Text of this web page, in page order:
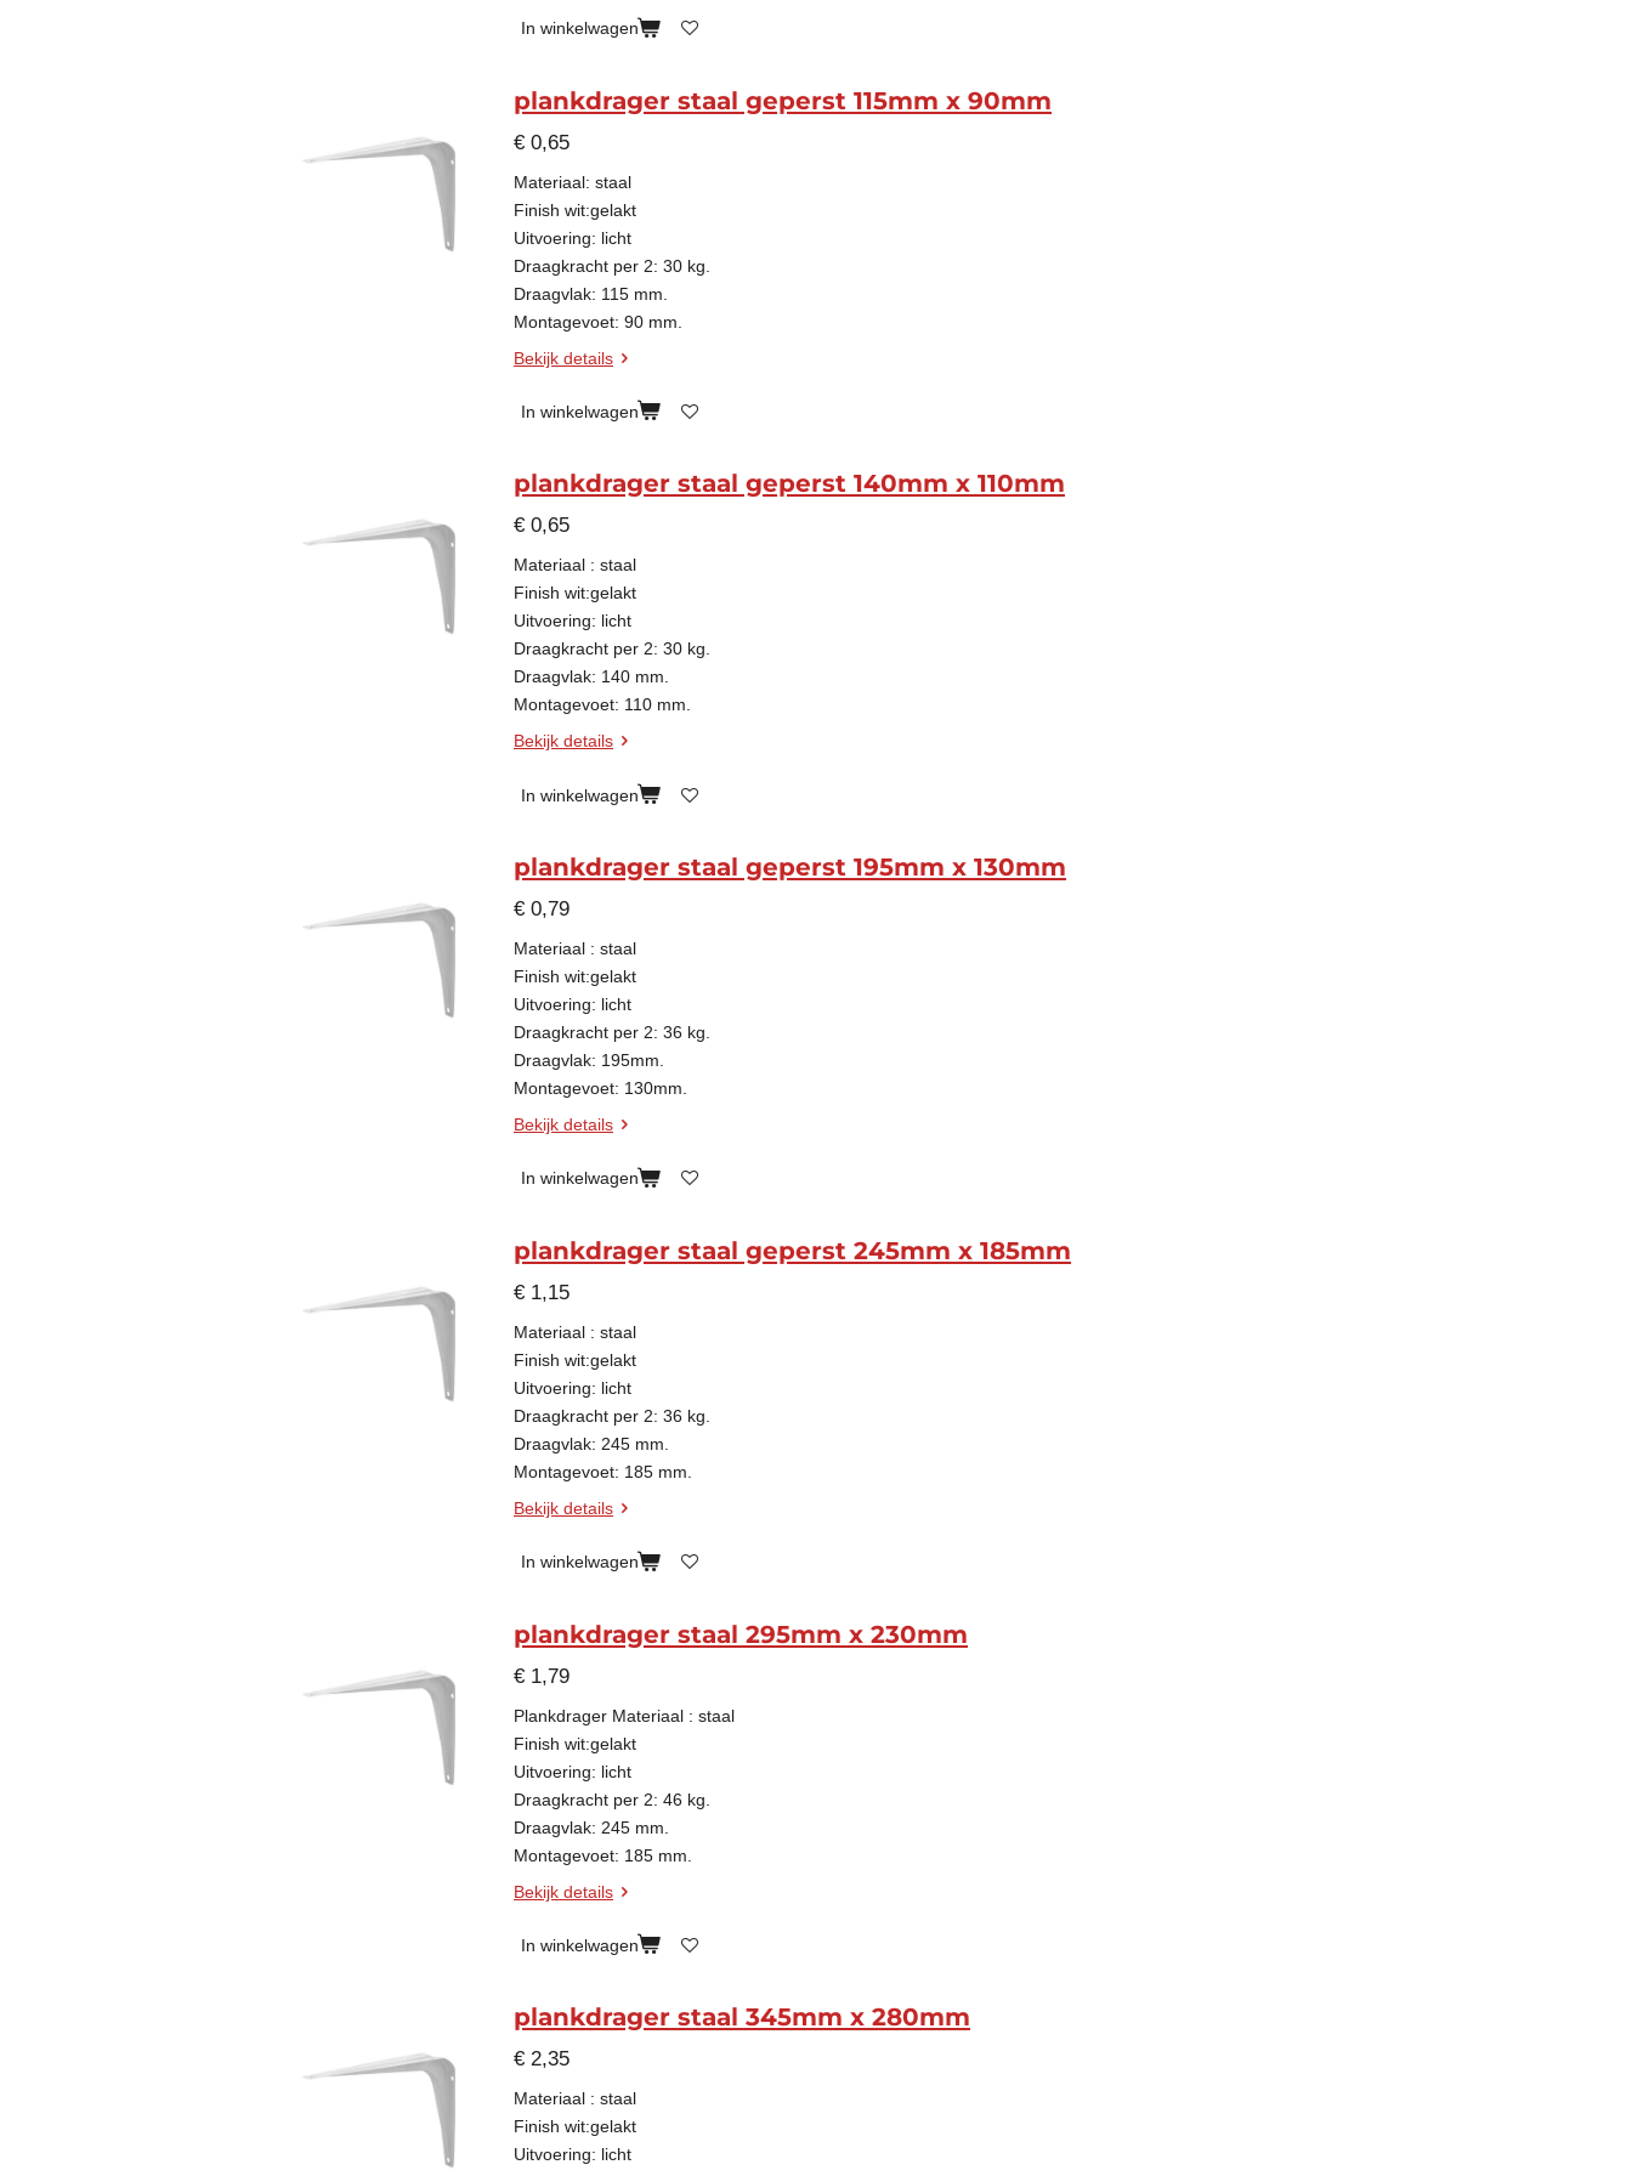
In winkelwagen
plankdrager staal geperst 115mm x 90mm
€ 0,65
Materiaal: staal
Finish wit:gelakt
Uitvoering: licht
Draagkracht per 2: 30 kg.
Draagvlak: 115 mm.
Montagevoet: 90 mm.
Bekijk details
In winkelwagen
plankdrager staal geperst 140mm x 110mm
€ 0,65
Materiaal : staal
Finish wit:gelakt
Uitvoering: licht
Draagkracht per 2: 30 kg.
Draagvlak: 140 mm.
Montagevoet: 110 mm.
Bekijk details
In winkelwagen
plankdrager staal geperst 195mm x 130mm
€ 0,79
Materiaal : staal
Finish wit:gelakt
Uitvoering: licht
Draagkracht per 2: 36 kg.
Draagvlak: 195mm.
Montagevoet: 130mm.
Bekijk details
In winkelwagen
plankdrager staal geperst 245mm x 185mm
€ 1,15
Materiaal : staal
Finish wit:gelakt
Uitvoering: licht
Draagkracht per 2: 36 kg.
Draagvlak: 245 mm.
Montagevoet: 185 mm.
Bekijk details
In winkelwagen
plankdrager staal 295mm x 230mm
€ 1,79
Plankdrager Materiaal : staal
Finish wit:gelakt
Uitvoering: licht
Draagkracht per 2: 46 kg.
Draagvlak: 245 mm.
Montagevoet: 185 mm.
Bekijk details
In winkelwagen
plankdrager staal 345mm x 280mm
€ 2,35
Materiaal : staal
Finish wit:gelakt
Uitvoering: licht